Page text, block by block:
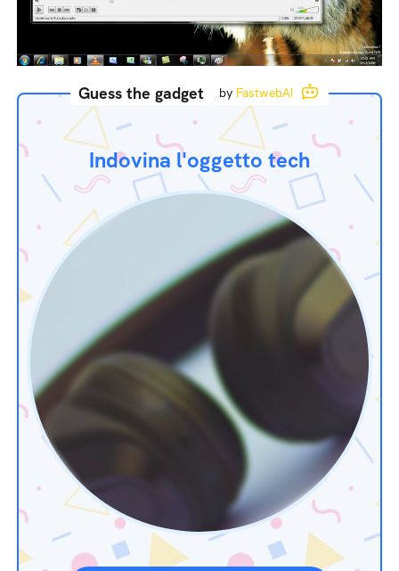
Guess the gadget by FastwebAI
Indovina l'oggetto tech